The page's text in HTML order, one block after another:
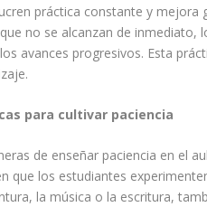
práctica constante y
no se alcanzan de
avances progresivos. Esta
para cultivar paciencia
de enseñar paciencia en el
que los estudiantes
la música o la escritura,